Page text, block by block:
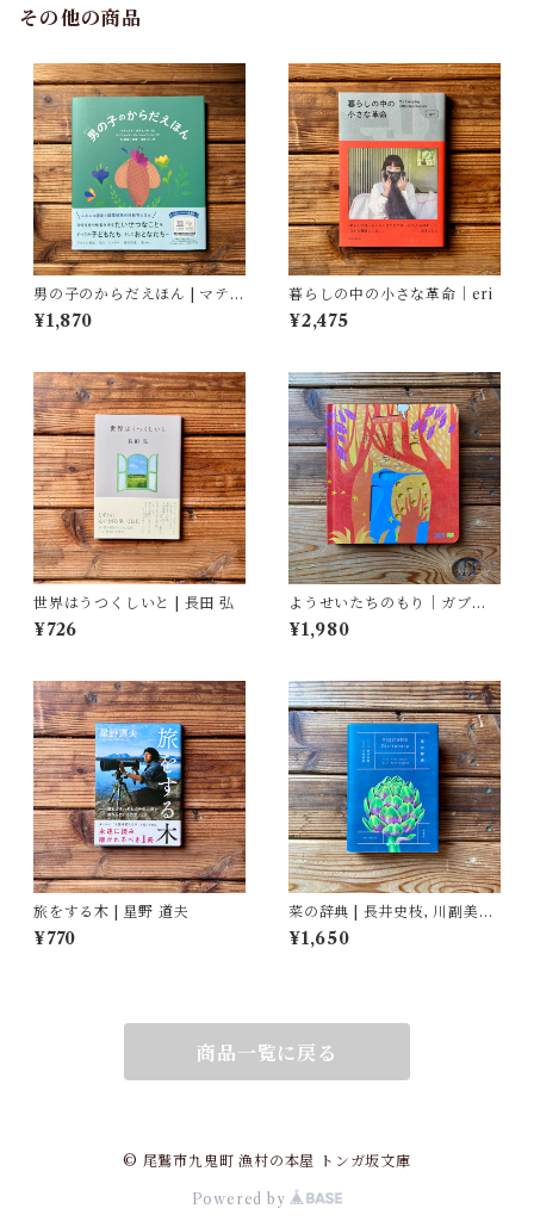
その他の商品
男の子のからだえほん | マティ
ルド・ボディ(著/文 | イラス
ト), ティフェーヌ・ディユー
¥1,870
暮らしの中の小さな革命｜eri
¥2,475
世界はうつくしいと | 長田 弘
¥726
ようせいたちのもり｜ガブリ
エーレ・クリーマ, さとう なな
こ訳
¥1,980
旅をする木 | 星野 道夫
¥770
菜の辞典 | 長井史枝, 川副美紀
(イラスト)
¥1,650
商品一覧に戻る
© 尾鷲市九鬼町 漁村の本屋 トンガ坂文庫
Powered by